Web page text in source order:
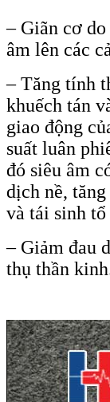
– Giãn cơ
âm lên các
– Tăng tính
khuếch tán
giao động
suất luân
đó siêu âm
dịch nề,
và tái sinh tổ
– Giảm đau
thụ thần